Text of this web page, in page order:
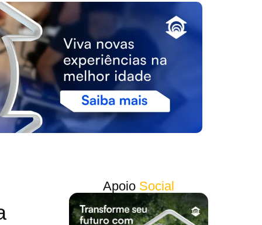
Apoio Social